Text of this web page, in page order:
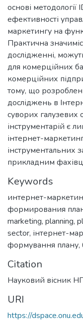
основі
ефективності
маркетингу на
Практична
дослідженні,
для комерційних
комерційних
тому, що
досліджень в
суворих
інструментарій є
інтернет-
інструментальних
прикладним
Keywords
интернет-
формирования
marketing, planning,
sector, інтернет-
формування плану,
Citation
Науковий вісник
URI
https://